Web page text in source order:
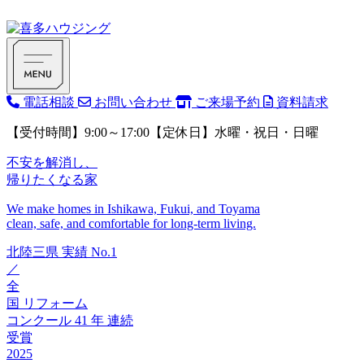
電話相談 お問い合わせ ご来場予約 資料請求
【受付時間】9:00～17:00【定休日】水曜・祝日・日曜
不安を解消し、
帰りたくなる家
We make homes in Ishikawa, Fukui, and Toyama
clean, safe, and comfortable for long-term living.
北陸三県 実績 No.1
／
全
国 リフォーム
コンクール 41 年 連続
受賞
2025